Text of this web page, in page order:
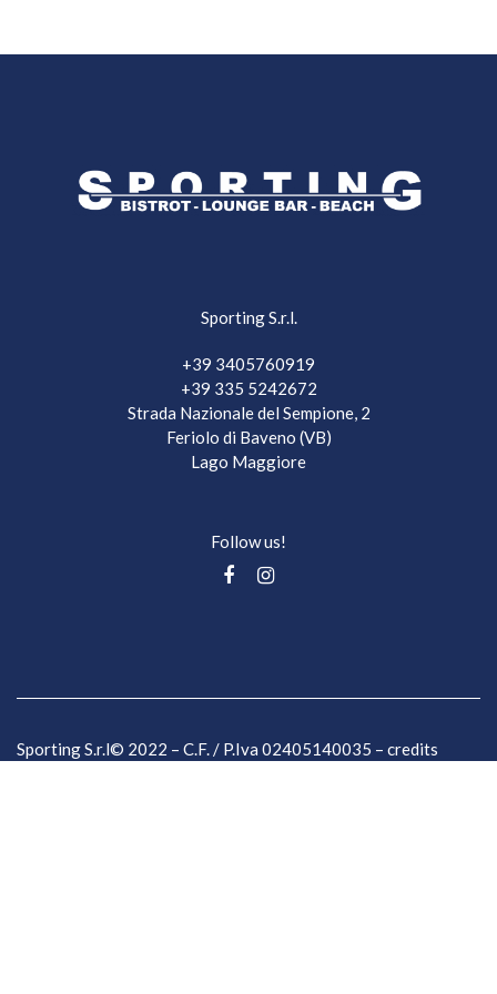
content
Sporting S.r.l.
+39 3405760919
+39 335 5242672
Strada Nazionale del Sempione, 2
Feriolo di Baveno (VB)
Lago Maggiore
Follow us!
Sporting S.r.l© 2022 – C.F. / P.Iva 02405140035 – credits